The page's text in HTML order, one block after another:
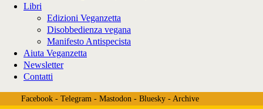
Libri
Edizioni Veganzetta
Disobbedienza vegana
Manifesto Antispecista
Aiuta Veganzetta
Newsletter
Contatti
Facebook- Telegram- Mastodon- Bluesky- Archive